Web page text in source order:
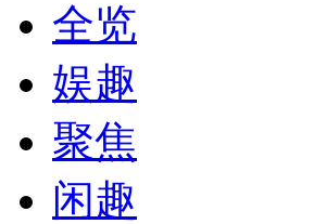
全览
娱趣
聚焦
闲趣